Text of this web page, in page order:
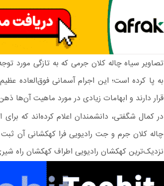
تصاویر سیاه چاله کلان جرمی که به تازگی مورد
به پا کرده است؛ این اجرام آسمانی فوق‌العاده
قرار دارند و ابهامات زیادی در مورد ماهیت آن‌ها
در کمال شگفتی، دانشمندان اعلام کرده‌اند که
چاله کلان جرم و جت رادیویی فرا کهکشانی آن
نزدیک‌ترین کهکشان رادیویی اطراف کهکشان راه